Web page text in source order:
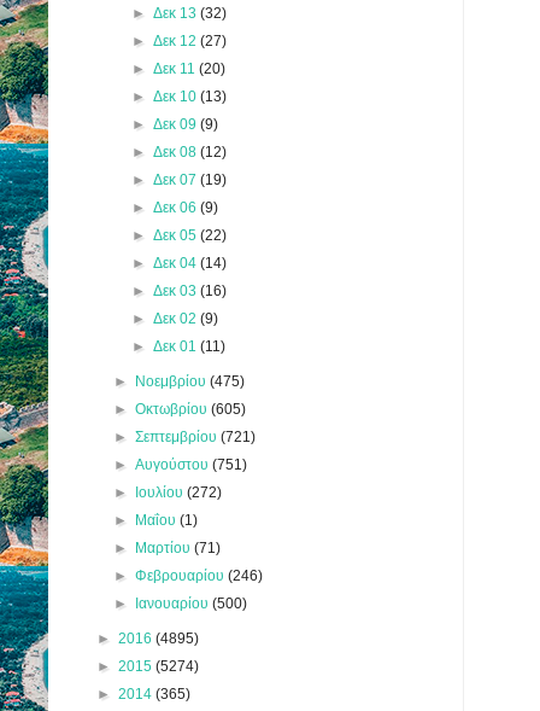
► Δεκ 13 (32)
► Δεκ 12 (27)
► Δεκ 11 (20)
► Δεκ 10 (13)
► Δεκ 09 (9)
► Δεκ 08 (12)
► Δεκ 07 (19)
► Δεκ 06 (9)
► Δεκ 05 (22)
► Δεκ 04 (14)
► Δεκ 03 (16)
► Δεκ 02 (9)
► Δεκ 01 (11)
► Νοεμβρίου(475)
►Οκτωβρίου(605)
►Σεπτεμβρίου(721)
►Αυγούστου(751)
► Ιουλίου(272)
► Μαΐου(1)
► Μαρτίου(71)
►Φεβρουαρίου(246)
► Ιανουαρίου(500)
► 2016 (4895)
► 2015 (5274)
► 2014 (365)